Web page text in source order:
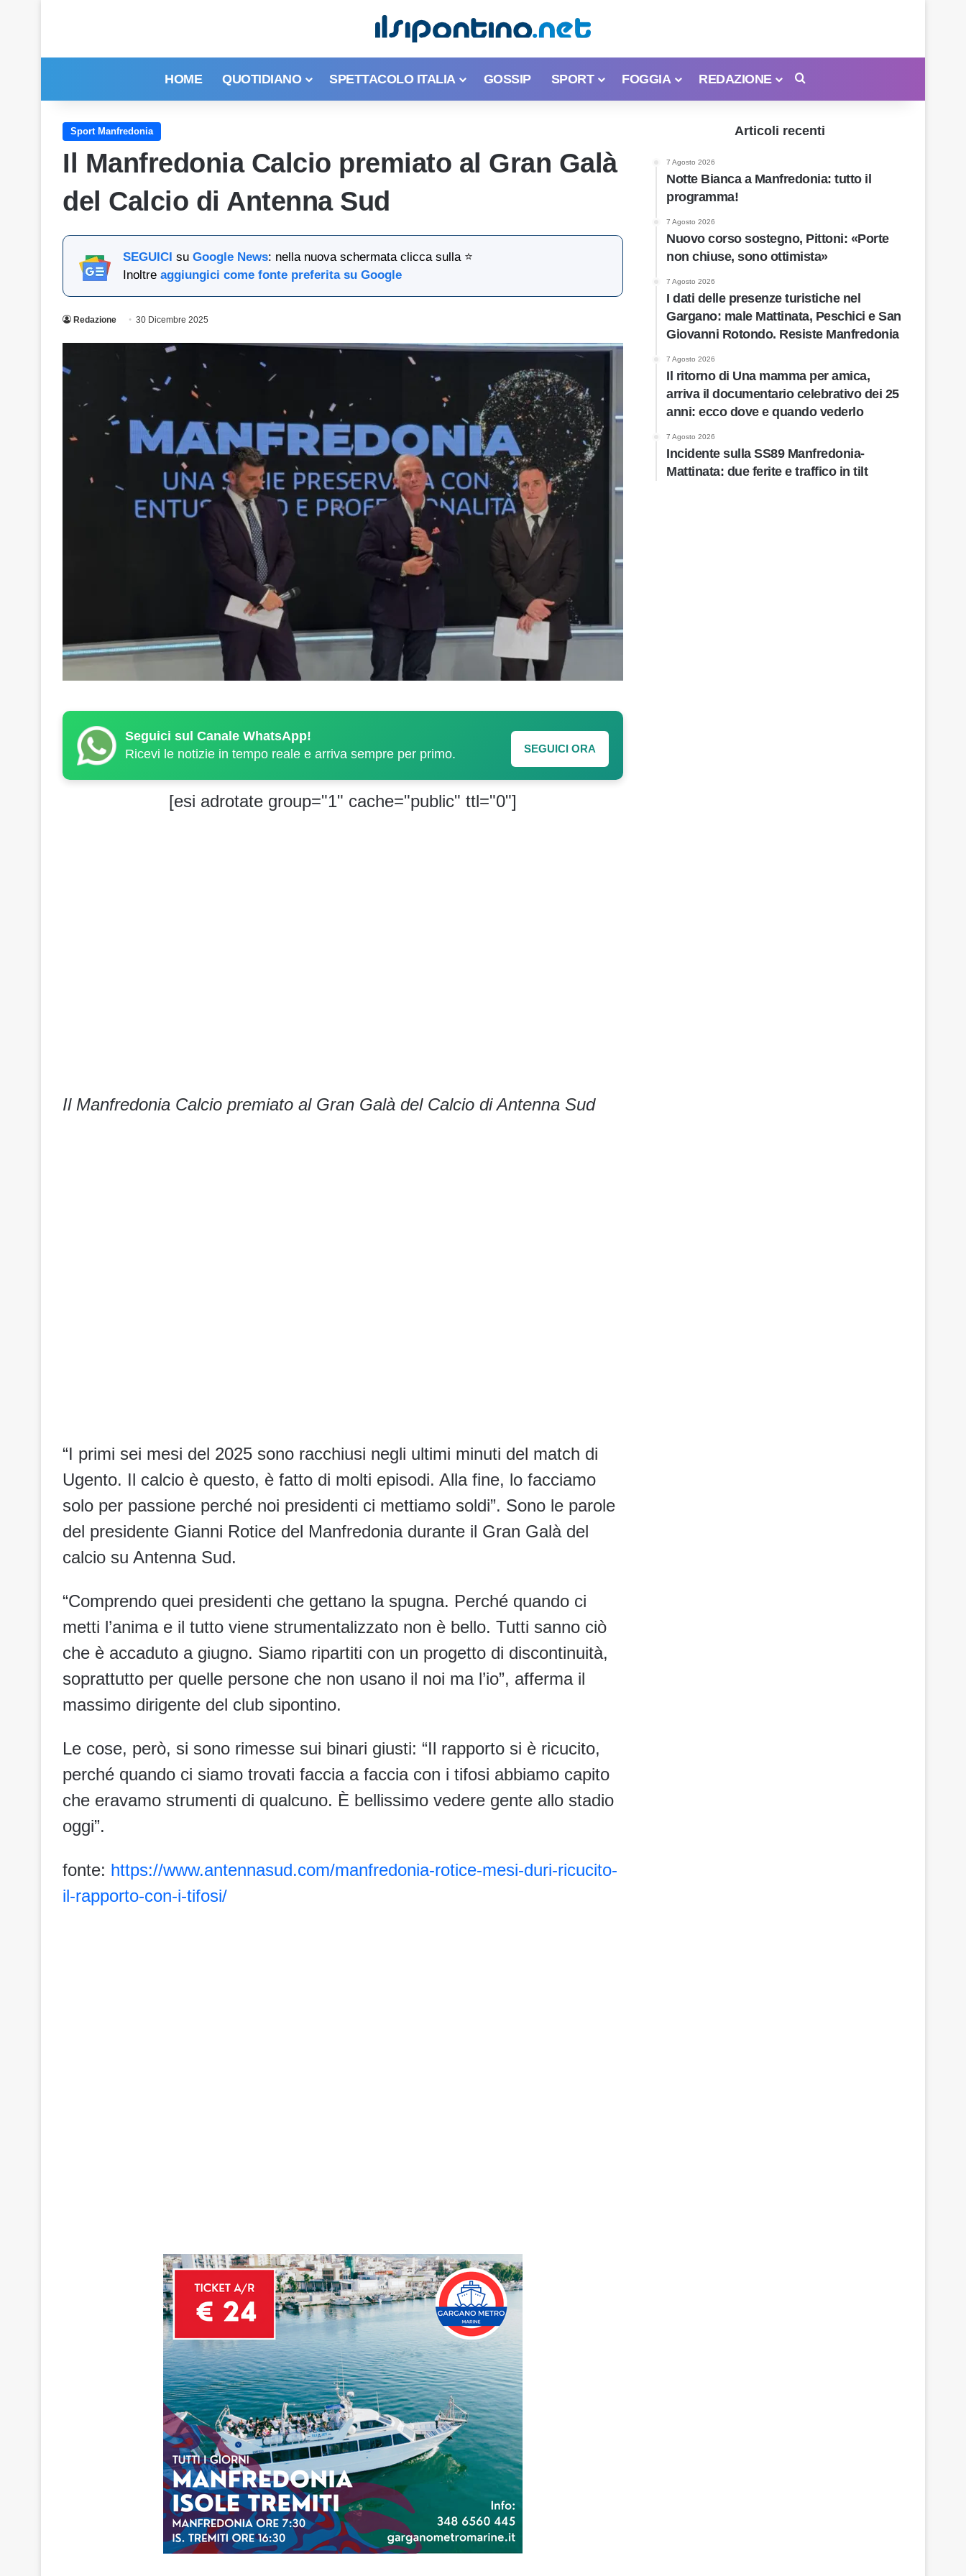
HOME QUOTIDIANO SPETTACOLO ITALIA GOSSIP SPORT FOGGIA REDAZIONE
Sport Manfredonia
Il Manfredonia Calcio premiato al Gran Galà
del Calcio di Antenna Sud
SEGUICI su Google News: nella nuova schermata clicca sulla ⭐
Inoltre aggiungici come fonte preferita su Google
Redazione 30 Dicembre 2025
Seguici sul Canale WhatsApp!
Ricevi le notizie in tempo reale e arriva sempre per primo.
SEGUICI ORA
[esi adrotate group="1" cache="public" ttl="0"]
Il Manfredonia Calcio premiato al Gran Galà del Calcio di Antenna Sud
“I primi sei mesi del 2025 sono racchiusi negli ultimi minuti del match di
Ugento. Il calcio è questo, è fatto di molti episodi. Alla fine, lo facciamo
solo per passione perché noi presidenti ci mettiamo soldi”. Sono le parole
del presidente Gianni Rotice del Manfredonia durante il Gran Galà del
calcio su Antenna Sud.
“Comprendo quei presidenti che gettano la spugna. Perché quando ci
metti l’anima e il tutto viene strumentalizzato non è bello. Tutti sanno ciò
che è accaduto a giugno. Siamo ripartiti con un progetto di discontinuità,
soprattutto per quelle persone che non usano il noi ma l’io”, afferma il
massimo dirigente del club sipontino.
Le cose, però, si sono rimesse sui binari giusti: “Il rapporto si è ricucito,
perché quando ci siamo trovati faccia a faccia con i tifosi abbiamo capito
che eravamo strumenti di qualcuno. È bellissimo vedere gente allo stadio
oggi”.
fonte: https://www.antennasud.com/manfredonia-rotice-mesi-duri-ricucito-
il-rapporto-con-i-tifosi/
Articoli recenti
7 Agosto 2026
Notte Bianca a Manfredonia: tutto il
programma!
7 Agosto 2026
Nuovo corso sostegno, Pittoni: «Porte
non chiuse, sono ottimista»
7 Agosto 2026
I dati delle presenze turistiche nel
Gargano: male Mattinata, Peschici e San
Giovanni Rotondo. Resiste Manfredonia
7 Agosto 2026
Il ritorno di Una mamma per amica,
arriva il documentario celebrativo dei 25
anni: ecco dove e quando vederlo
7 Agosto 2026
Incidente sulla SS89 Manfredonia-
Mattinata: due ferite e traffico in tilt